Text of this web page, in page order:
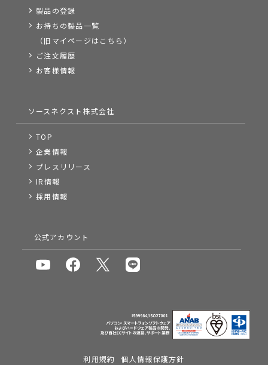
製品の登録
お持ちの製品一覧
（旧マイページはこちら）
ご注文履歴
お客様情報
ソースネクスト株式会社
TOP
企業情報
プレスリリース
IR情報
採用情報
公式アカウント
利用規約 個人情報保護方針